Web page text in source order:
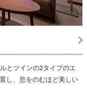
とツインの2タイプのエ
し、息をのむほど美しい